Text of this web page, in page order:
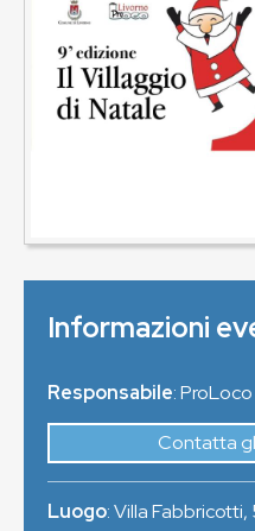
Informazioni
Responsabile:
Contatta
Luogo:Villa Fabbricotti,